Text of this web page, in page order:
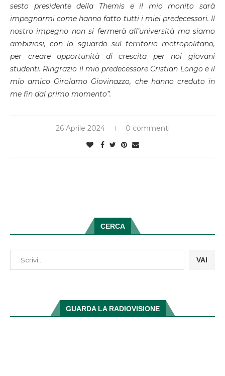
sesto presidente della Themis e il mio monito sarà
impegnarmi come hanno fatto tutti i miei predecessori. Il
nostro impegno non si fermerà all’università ma siamo
ambiziosi, con lo sguardo sul territorio metropolitano,
per creare opportunità di crescita per noi giovani
studenti. Ringrazio il mio predecessore Cristian Longo e il
mio amico Girolamo Giovinazzo, che hanno creduto in
me fin dal primo momento”.
26 Aprile 2024 0 commenti
CERCA
VAI
GUARDA LA RADIOVISIONE